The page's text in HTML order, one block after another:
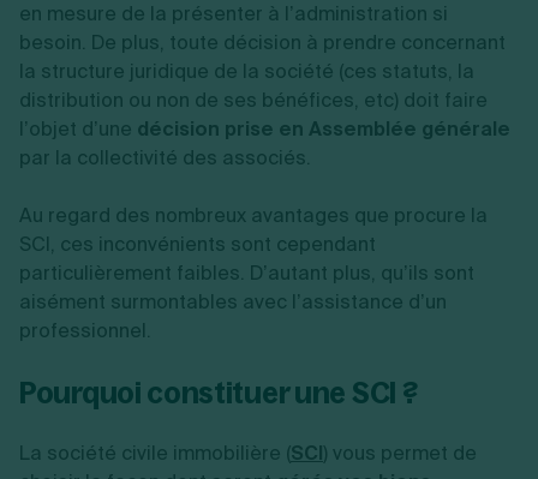
en mesure de la présenter à l’administration si
besoin. De plus, toute décision à prendre concernant
la structure juridique de la société (ces statuts, la
distribution ou non de ses bénéfices, etc) doit faire
l’objet d’une décision prise en Assemblée générale
par la collectivité des associés.
Au regard des nombreux avantages que procure la
SCI, ces inconvénients sont cependant
particulièrement faibles. D’autant plus, qu’ils sont
aisément surmontables avec l’assistance d’un
professionnel.
Pourquoi constituer une SCI ?
La société civile immobilière (SCI) vous permet de